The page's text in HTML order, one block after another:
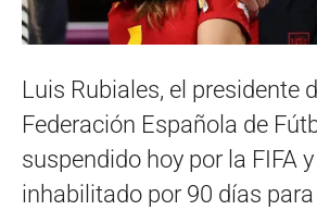
Luis Rubiales, el presidente
Federación Española de
suspendido hoy por la FIFA
inhabilitado por 90 días